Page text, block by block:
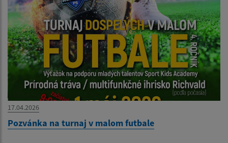
17.04.2026
Pozvánka na turnaj v malom futbale